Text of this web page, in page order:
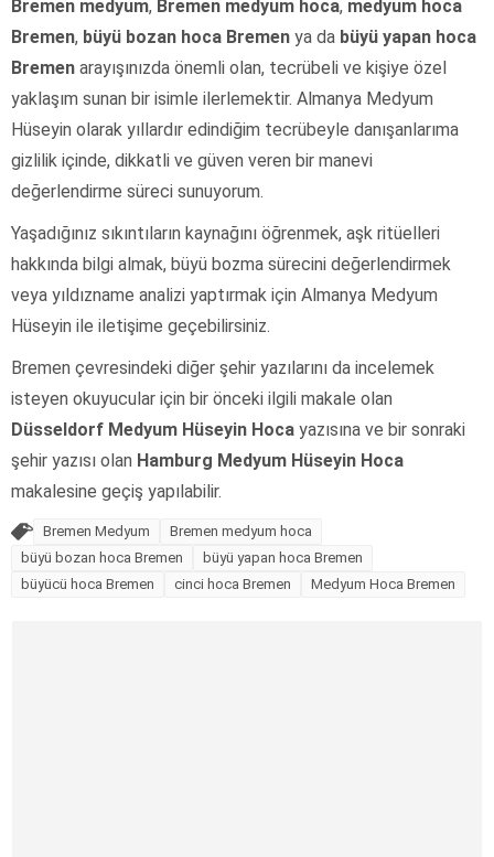
Bremen medyum, Bremen medyum hoca, medyum hoca
Bremen, büyü bozan hoca Bremen ya da büyü yapan hoca
Bremen arayışınızda önemli olan, tecrübeli ve kişiye özel
yaklaşım sunan bir isimle ilerlemektir. Almanya Medyum
Hüseyin olarak yıllardır edindiğim tecrübeyle danışanlarıma
gizlilik içinde, dikkatli ve güven veren bir manevi
değerlendirme süreci sunuyorum.
Yaşadığınız sıkıntıların kaynağını öğrenmek, aşk ritüelleri
hakkında bilgi almak, büyü bozma sürecini değerlendirmek
veya yıldızname analizi yaptırmak için Almanya Medyum
Hüseyin ile iletişime geçebilirsiniz.
Bremen çevresindeki diğer şehir yazılarını da incelemek
isteyen okuyucular için bir önceki ilgili makale olan
Düsseldorf Medyum Hüseyin Hoca yazısına ve bir sonraki
şehir yazısı olan Hamburg Medyum Hüseyin Hoca
makalesine geçiş yapılabilir.
Bremen Medyum
Bremen medyum hoca
büyü bozan hoca Bremen
büyü yapan hoca Bremen
büyücü hoca Bremen
cinci hoca Bremen Medyum Hoca Bremen